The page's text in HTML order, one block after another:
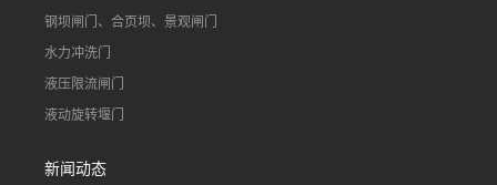
钢坝闸门、合页坝、景观闸门
水力冲洗门
液压限流闸门
液动旋转堰门
新闻动态